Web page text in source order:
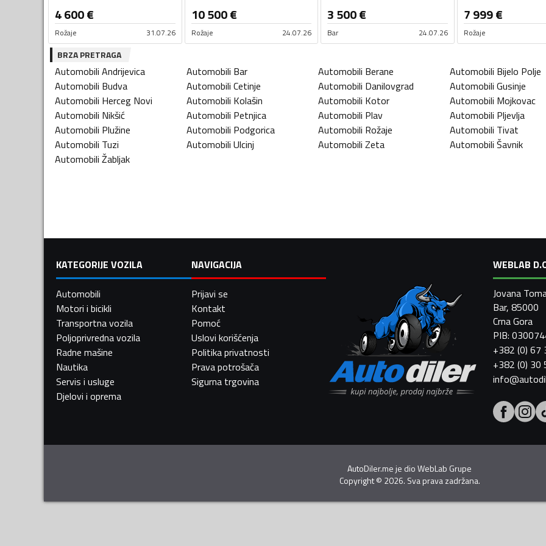
4 600€
Rožaje 31.07.26
10 500€
Rožaje 24.07.26
3 500€
Bar 24.07.26
7 999€
Rožaje
BRZA PRETRAGA
Automobili Andrijevica Automobili Bar Automobili Berane Automobili Bijelo Polje
Automobili Budva Automobili Cetinje Automobili Danilovgrad Automobili Gusinje
Automobili Herceg Novi Automobili Kolašin Automobili Kotor Automobili Mojkovac
Automobili Nikšić Automobili Petnjica Automobili Plav Automobili Pljevlja
Automobili Plužine Automobili Podgorica Automobili Rožaje Automobili Tivat
Automobili Tuzi Automobili Ulcinj Automobili Zeta Automobili Šavnik
Automobili Žabljak
KATEGORIJE VOZILA
Automobili
Motori i bicikli
Transportna vozila
Poljoprivredna vozila
Radne mašine
Nautika
Servis i usluge
Djelovi i oprema
NAVIGACIJA
Prijavi se
Kontakt
Pomoć
Uslovi korišćenja
Politika privatnosti
Prava potrošača
Sigurna trgovina
WEBLAB
Jovana
Bar, 85000
Crna Gora
PIB:
+382 (0) 67
+382 (0) 30
AutoDiler.me je dioWebLab Grupe
Copyright© 2026. Sva prava zadržana.